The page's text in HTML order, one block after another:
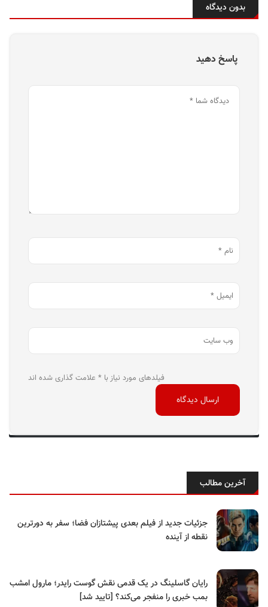
بدون دیدگاه
پاسخ دهید
فیلدهای مورد نیاز با * علامت گذاری شده اند
آخرین مطالب
جزئیات جدید از فیلم بعدی پیشتازان فضا؛ سفر به دورترین
نقطه از آینده
رایان گاسلینگ در یک قدمی نقش گوست رایدر؛ مارول امشب
بمب خبری را منفجر می‌کند؟ [تایید شد]